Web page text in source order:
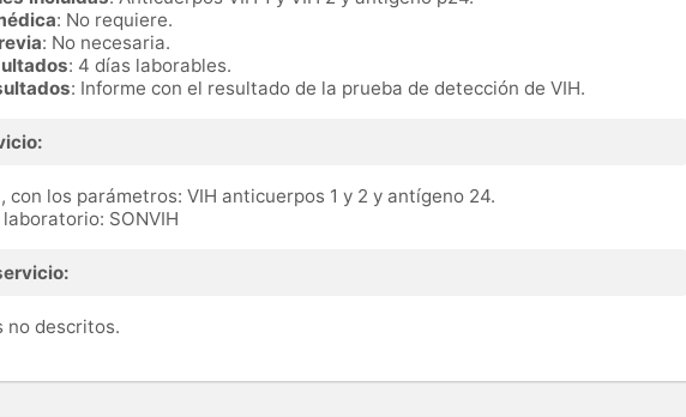
: No requiere.
: No necesaria.
: 4 días laborables.
: Informe con el resultado de la prueba de detección de VIH.
con los parámetros: VIH anticuerpos 1 y 2 y antígeno 24.
SONVIH
no descritos.